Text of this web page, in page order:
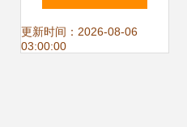
力量
更新时间：2026-08-06
03:00:00